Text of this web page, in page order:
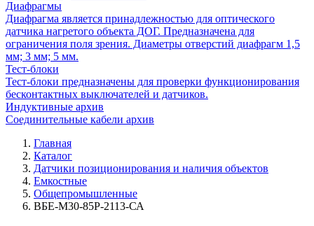
Диафрагмы
Диафрагма является принадлежностью для оптического
датчика нагретого объекта ДОГ. Предназначена для
ограничения поля зрения. Диаметры отверстий диафрагм 1,5
мм; 3 мм; 5 мм.
Тест-блоки
Тест-блоки предназначены для проверки функционирования
бесконтактных выключателей и датчиков.
Индуктивные архив
Соединительные кабели архив
Главная
Каталог
Датчики позиционирования и наличия объектов
Емкостные
Общепромышленные
ВБЕ-М30-85Р-2113-СА